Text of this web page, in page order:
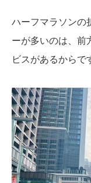
ハーフマラソンの
ーが多いのは、前
ビスがあるからで